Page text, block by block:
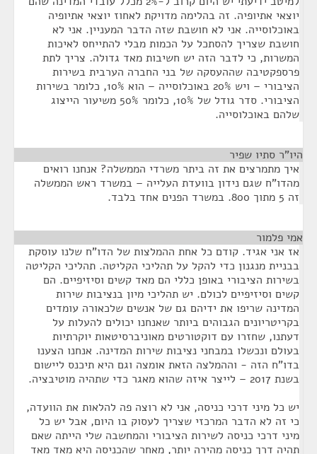
יוצאי אתיופיה. זה בהלימה מדויקת לאחוז יוצאי אתיופיה
באוכלוסייה. אני לא חושבת שזה הדבר המעניין. אני לא
חושבת שצריך להסתכל על הכמות מבלי להתייחס לאיכות
המשרות, כי לדבר הזה יש חשיבות מאד גדולה. צריך לתת
פרספקטיבה שההעסקה של בני החברה הערבית בשירות
הציבורי – ויש 20% באוכלוסייה – הוא 10%, כלומר בשירות
הציבורי. סדר גודל של 10%, כלומר 50% משיעור הייצוג
שלהם באוכלוסייה.
היו"ר סתיו שפיר
איך מתמרצים את זה ביתר משרדי הממשלה? אנחנו רואים
מהדו"ח שגם נידון בוועדת העלייה – במשרד ראש הממשלה
זה 5 מתוך 800. במשרד הפנים אחד בלבד.
אמי פלמור
אז אני אגיד. קודם כל אחת ההמלצות של הדו"ח שלנו עוסקת
בבניית מנגנון כדי להקל על תהליכי הקליטה. תהליכי הקליטה
בשירות הציבורי באופן כללי הם מאד קשים וסיזיפיים. הם
קשים וסיזיפיים לכולם. יש תהליכי מיון בנציבות שירות
המדינה שריפו את ידיהם גם של אנשים שלכאורה עומדים
בקריטריונים הגבוהים ביותר שאנחנו יכולים להעלות על
דעתנו, שחזרו עם דוקטורטים מאוניברסיטאות יוקרתיות
בעולם ונכשלו במבחני נציבות שירות המדינה. אנחנו הצענו
בדו"ח הזה - וההמלצה הזאת אומצה וגם היא תיכנס ליישום
בשנת 2017 – לייצר איזה שהוא מאגר כדי שתהיה מוטיבציה.
יש כל מיני דרכי כניסה, אני לא רוצה פה להלאות את הוועדה,
כי זה לא הדבר המרכזי שצריך לעסוק בו היום, אבל יש כל
מיני דרכי כניסה לשירות הציבורי והמחשבה שלי הייתה שאם
תהיה דרך כניסה מהירה יותר, מאחר שהכניסה היא מאד מאד